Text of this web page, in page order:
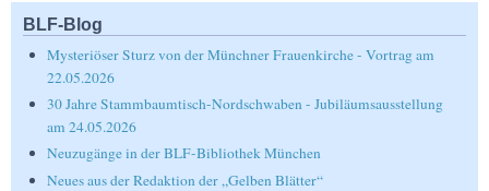
BLF-Blog
Mysteriöser Sturz von der Münchner Frauenkirche - Vortrag am
22.05.2026
30 Jahre Stammbaumtisch-Nordschwaben - Jubiläumsausstellung
am 24.05.2026
Neuzugänge in der BLF-Bibliothek München
Neues aus der Redaktion der „Gelben Blätter“